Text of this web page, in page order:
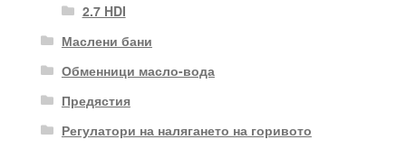
2.7 HDI
Маслени бани
Обменници масло-вода
Предястия
Регулатори на налягането на горивото